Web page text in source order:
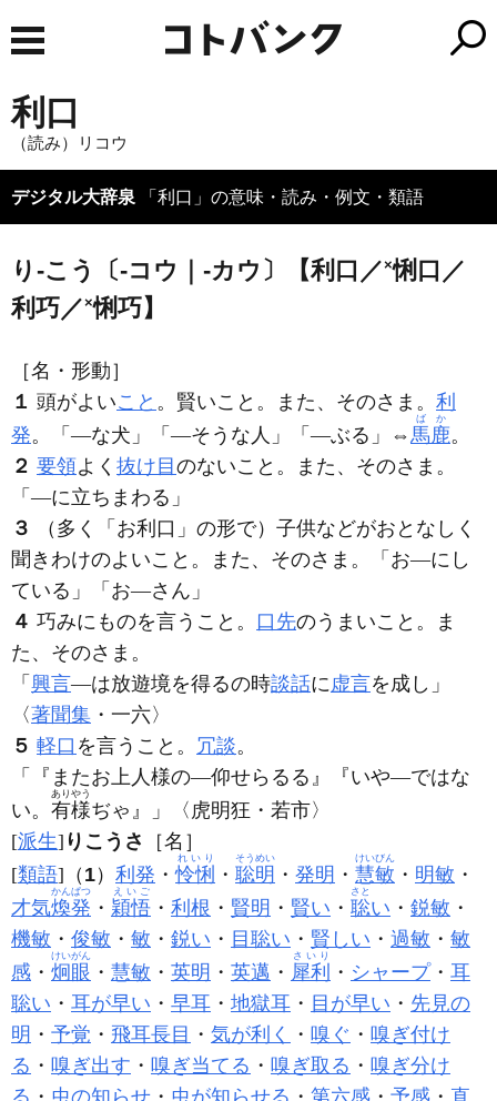
利口
（読み）リコウ
デジタル大辞泉 「利口」の意味・読み・例文・類語
り‐こう〔‐コウ｜‐カウ〕【利口／×悧口／
利巧／×悧巧】
［名・形動］
１ 頭がよいこと 。賢いこと。また、そのさま。 利
発。「―な犬」「―そうな人」「―ぶる」⇔馬鹿
ばか
。
２ 要領よく 抜け目 のないこと。また、そのさま。
「―に立ちまわる」
３
（多く「お利口」の形で）子供などがおとなしく
聞きわけのよいこと。また、そのさま。「お―にし
ている」「お―さん」
４ 巧みにものを言うこと。 口先のうまいこと。ま
た、そのさま。
「 興言―は放遊境を得るの時談話に虚言を成し」
〈著聞集 ・一六〉
５ 軽口 を言うこと。 冗談。
「『またお上人様の―仰せらるる』『いや―ではな
い。 有様
ありやう
ぢゃ』」〈虎明狂・若市〉
[派生] りこうさ
［名］
[類語]（ 1） 利発 ・怜悧
れいり
・ 聡明
そうめい
・ 発明 ・ 慧敏
けいびん
・ 明敏 ・
才気煥発
かんぱつ
・ 穎悟
えいご
・ 利根 ・ 賢明 ・ 賢い ・ 聡
さと
い ・ 鋭敏 ・
機敏 ・ 俊敏 ・ 敏 ・ 鋭い ・ 目聡い ・ 賢しい ・ 過敏 ・ 敏
感 ・ 炯眼
けいがん
・ 慧敏 ・ 英明 ・ 英邁 ・ 犀利
さいり
・ シャープ・ 耳
聡い ・ 耳が早い ・ 早耳 ・ 地獄耳 ・ 目が早い ・ 先見の
明 ・ 予覚 ・ 飛耳長目 ・ 気が利く ・ 嗅ぐ ・ 嗅ぎ付け
る ・ 嗅ぎ出す ・ 嗅ぎ当てる ・ 嗅ぎ取る ・ 嗅ぎ分け
る ・ 虫の知らせ ・ 虫が知らせる ・ 第六感 ・ 予感 ・ 直